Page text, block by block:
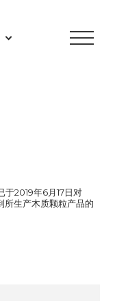
于2019年6月17日对
所生产木质颗粒产品的